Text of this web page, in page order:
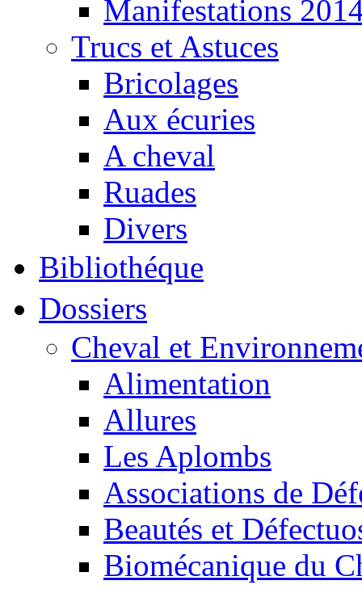
Manifestations
Trucs et Astuces
Bricolages
Aux écuries
A cheval
Ruades
Divers
Bibliothéque
Dossiers
Cheval et
Alimentation
Allures
Les Aplombs
Associations de
Beautés et
Biomécanique du